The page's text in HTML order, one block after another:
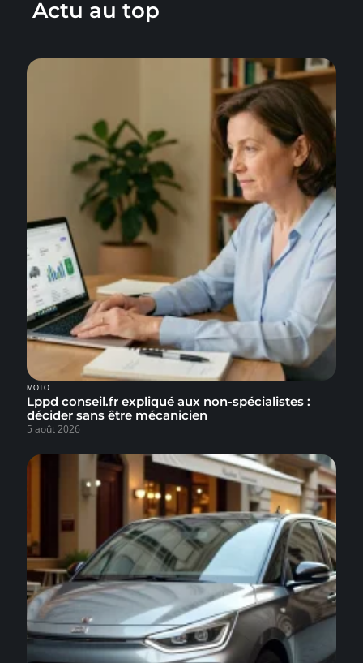
Actu au top
MOTO
Lppd conseil.fr expliqué aux non-spécialistes :
décider sans être mécanicien
5 août 2026